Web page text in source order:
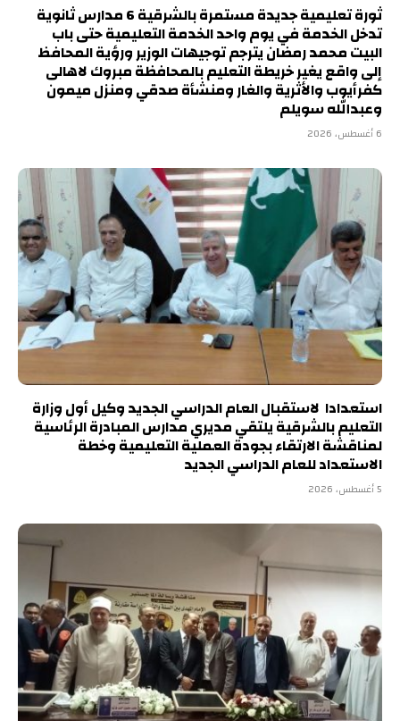
ثورة تعليمية جديدة مستمرة بالشرقية 6 مدارس ثانوية
تدخل الخدمة في يوم واحد الخدمة التعليمية حتى باب
البيت محمد رمضان يترجم توجيهات الوزير ورؤية المحافظ
إلى واقع يغير خريطة التعليم بالمحافظة مبروك لاهالى
كفرأيوب والأثرية والغار ومنشأة صدقي ومنزل ميمون
وعبدالله سويلم
6 أغسطس، 2026
استعدادا لاستقبال العام الدراسي الجديد وكيل أول وزارة
التعليم بالشرقية يلتقي مديري مدارس المبادرة الرئاسية
لمناقشة الارتقاء بجودة العملية التعليمية وخطة
الاستعداد للعام الدراسي الجديد
5 أغسطس، 2026